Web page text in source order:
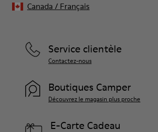
Service clientèle
Contactez-nous
Boutiques Camper
Découvrez le magasin plus proche
E-Carte Cadeau
Canada / Français